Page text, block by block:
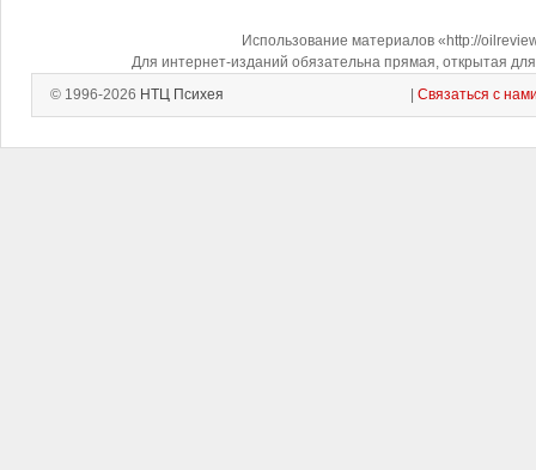
Использование материалов «http://
Для интернет-изданий обязательна прямая, открытая
© 1996-2026 НТЦ Психея Связаться с